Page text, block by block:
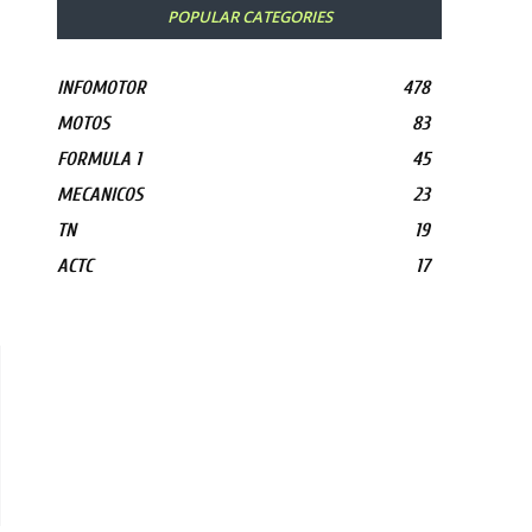
POPULAR CATEGORIES
INFOMOTOR
478
MOTOS
83
FORMULA 1
45
MECANICOS
23
TN
19
ACTC
17